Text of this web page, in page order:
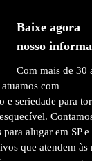
Baixe agora
nosso
Com mais de 30
com
e seriedade para
alugar em SP e
que atendem às